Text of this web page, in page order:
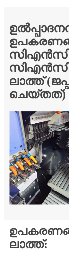
സിഎൻസി
സിഎൻസി
ലാത്ത്
ചെയ്തത്)
ലാത്ത്: